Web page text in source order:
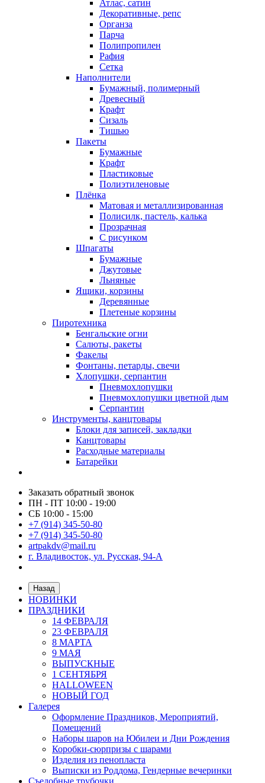
Атлас, сатин
Декоративные, репс
Органза
Парча
Полипропилен
Рафия
Сетка
Наполнители
Бумажный, полимерный
Древесный
Крафт
Сизаль
Тишью
Пакеты
Бумажные
Крафт
Пластиковые
Полиэтиленовые
Плёнка
Матовая и металлизированная
Полисилк, пастель, калька
Прозрачная
С рисунком
Шпагаты
Бумажные
Джутовые
Льняные
Ящики, корзины
Деревянные
Плетеные корзины
Пиротехника
Бенгальские огни
Салюты, ракеты
Факелы
Фонтаны, петарды, свечи
Хлопушки, серпантин
Пневмохлопушки
Пневмохлопушки цветной дым
Серпантин
Инструменты, канцтовары
Блоки для записей, закладки
Канцтовары
Расходные материалы
Батарейки
Заказать обратный звонок
ПН - ПТ 10:00 - 19:00
СБ 10:00 - 15:00
+7 (914) 345-50-80
+7 (914) 345-50-80
artpakdv@mail.ru
г. Владивосток, ул. Русская, 94-А
Назад
НОВИНКИ
ПРАЗДНИКИ
14 ФЕВРАЛЯ
23 ФЕВРАЛЯ
8 МАРТА
9 МАЯ
ВЫПУСКНЫЕ
1 СЕНТЯБРЯ
HALLOWEEN
НОВЫЙ ГОД
Галерея
Оформление Праздников, Мероприятий,
Помещений
Наборы шаров на Юбилеи и Дни Рождения
Коробки-сюрпризы с шарами
Изделия из пенопласта
Выписки из Роддома, Гендерные вечеринки
Съедобные трубочки